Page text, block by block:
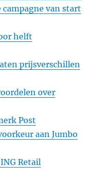
van start
helft
prijsverschillen
over
Post
aan Jumbo
Retail